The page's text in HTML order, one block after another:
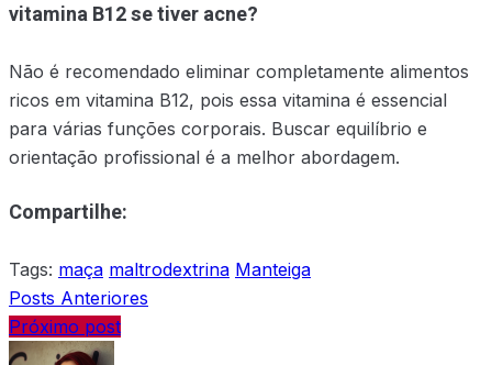
vitamina B12 se tiver acne?
Não é recomendado eliminar completamente alimentos
ricos em vitamina B12, pois essa vitamina é essencial
para várias funções corporais. Buscar equilíbrio e
orientação profissional é a melhor abordagem.
Compartilhe:
Tags: maça maltrodextrina Manteiga
Posts Anteriores
Próximo post